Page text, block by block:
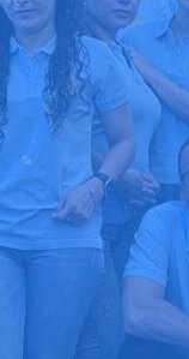
Pide tu
Más de